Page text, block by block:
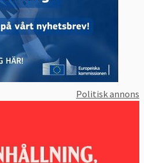
Politisk annons